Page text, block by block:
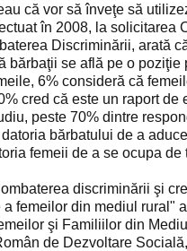
că vor să înveţe să
în 2008, la solicitarea
Discriminării, arată
bărbaţii se află pe o poziţie
6% consideră că
cred că este un raport de
peste 70% dintre
bărbatului de a
femeii de a se ocupa
discriminării şi
a femeilor din mediul rural"
şi Familiilor din
de Dezvoltare